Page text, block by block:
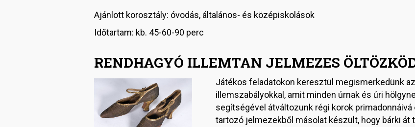
Ajánlott korosztály: óvodás, általános- és középiskolások
Időtartam: kb. 45-60-90 perc
RENDHAGYÓ ILLEMTAN JELMEZES
Játékos feladatokon keresztül megismerkedünk
illemszabályokkal, amit minden úrnak és úri
segítségével átváltozunk régi korok
tartozó jelmezekből másolat készült, hogy bárki át